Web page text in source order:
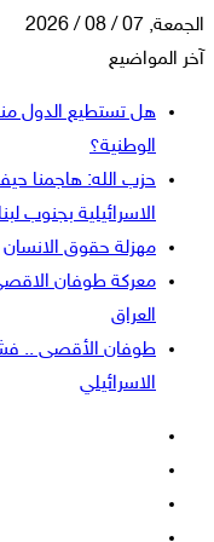
الجمعة, 07 / 08 / 2026
آخر المواضيع
هل تستطيع الدول
الوطنية؟
حزب الله: هاجمنا
الاسرائيلية بجنوب
مهزلة حقوق الانسان
معركة طوفان
العراق
طوفان الأقصى ..
الاسرائيلي